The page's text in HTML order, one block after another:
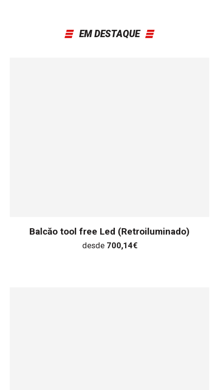
EM DESTAQUE
Balcăo tool free Led (Retroiluminado)
desde 700,14€